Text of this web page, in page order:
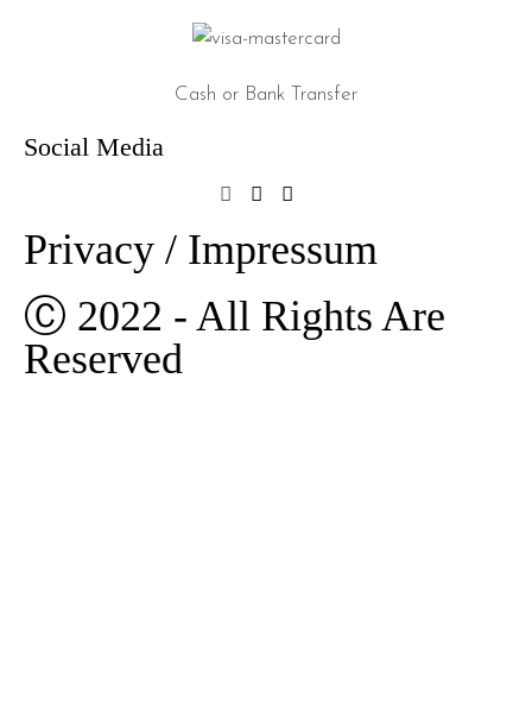
Cash or Bank Transfer
Social Media
Privacy / Impressum
Ⓒ 2022 - All Rights Are
Reserved